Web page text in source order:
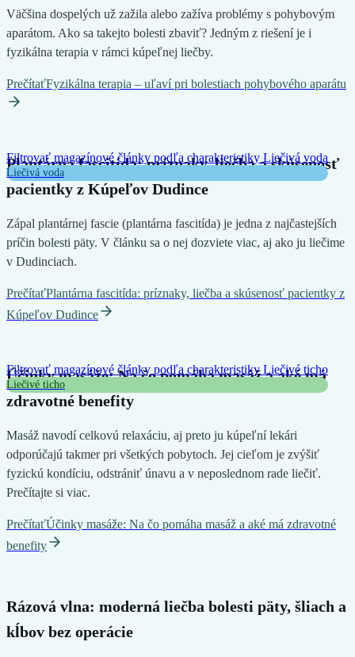
Väčšina dospelých už zažila alebo zažíva problémy s pohybovým
aparátom. Ako sa takejto bolesti zbaviť? Jedným z riešení je i
fyzikálna terapia v rámci kúpeľnej liečby.
PrečítaťFyzikálna terapia – uľaví pri bolestiach pohybového aparátu
Plantárna fascitída: príznaky, liečba a skúsenosť
pacientky z Kúpeľov Dudince
Zápal plantárnej fascie (plantárna fascitída) je jedna z najčastejších
príčin bolesti päty. V článku sa o nej dozviete viac, aj ako ju liečime
v Dudinciach.
PrečítaťPlantárna fascitída: príznaky, liečba a skúsenosť pacientky z
Kúpeľov Dudince
Filtrovať magazínové články podľa charakteristiky Liečivá voda
Liečivá voda
Účinky masáže: Na čo pomáha masáž a aké má
zdravotné benefity
Masáž navodí celkovú relaxáciu, aj preto ju kúpeľní lekári
odporúčajú takmer pri všetkých pobytoch. Jej cieľom je zvýšiť
fyzickú kondíciu, odstrániť únavu a v neposlednom rade liečiť.
Prečítajte si viac.
PrečítaťÚčinky masáže: Na čo pomáha masáž a aké má zdravotné
benefity
Filtrovať magazínové články podľa charakteristiky Liečivé ticho
Liečivé ticho
Rázová vlna: moderná liečba bolesti päty, šliach a
kĺbov bez operácie